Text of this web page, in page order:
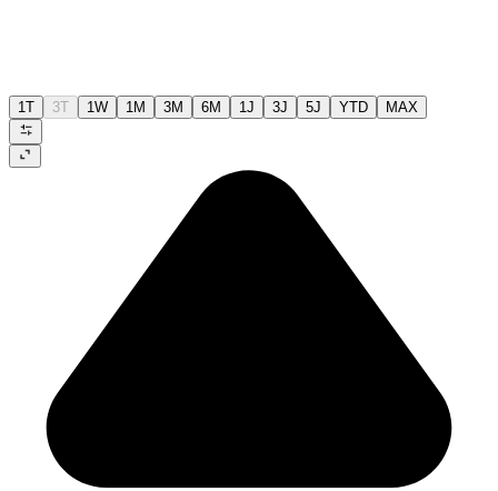
1T 3T 1W 1M 3M 6M 1J 3J 5J YTD MAX